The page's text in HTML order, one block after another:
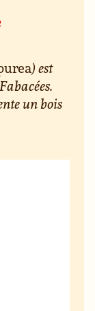
) est
un bois